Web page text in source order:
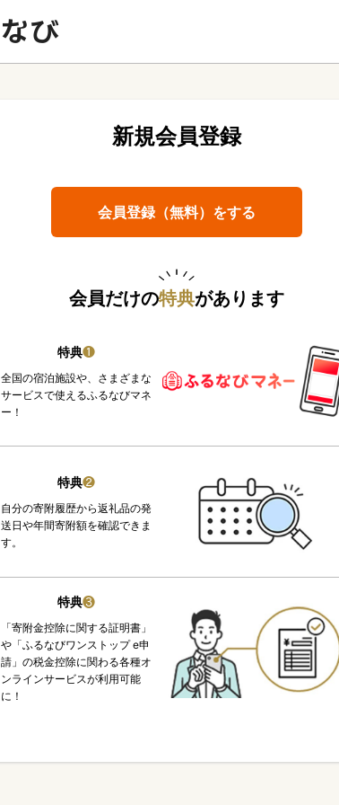
新規会員登録
会員登録（無料）をする
会員だけの特典があります
特典❶
全国の宿泊施設や、さまざまな
サービスで使えるふるなびマネ
ー！
特典❷
自分の寄附履歴から返礼品の発
送日や年間寄附額を確認できま
す。
特典❸
「寄附金控除に関する証明書」
や「ふるなびワンストップ e申
請」の税金控除に関わる各種オ
ンラインサービスが利用可能
に！